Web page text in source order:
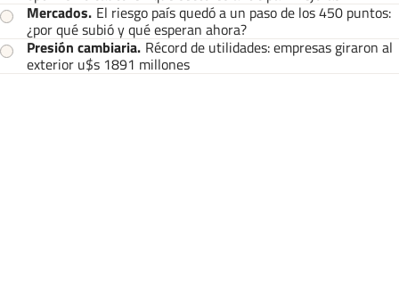
Mercados. El riesgo país quedó a un paso de los 450 puntos:
¿por qué subió y qué esperan ahora?
Presión cambiaria. Récord de utilidades: empresas giraron al
exterior u$s 1891 millones